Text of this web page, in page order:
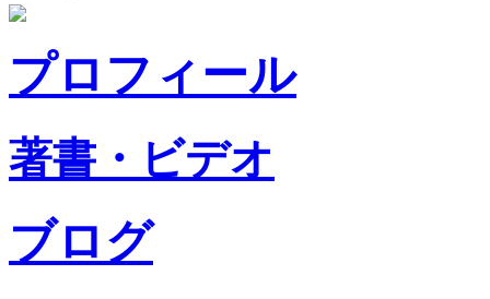
プロフィール
著書・ビデオ
ブログ